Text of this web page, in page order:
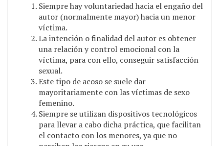
Siempre hay voluntariedad hacia el engaño del
autor (normalmente mayor) hacia un menor
víctima.
La intención o finalidad del autor es obtener
una relación y control emocional con la
víctima, para con ello, conseguir satisfacción
sexual.
Este tipo de acoso se suele dar
mayoritariamente con las víctimas de sexo
femenino.
Siempre se utilizan dispositivos tecnológicos
para llevar a cabo dicha práctica, que facilitan
el contacto con los menores, ya que no